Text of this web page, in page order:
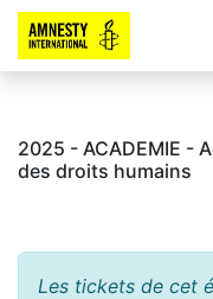
2025 - ACADEMIE -
des droits humains
Les tickets de cet